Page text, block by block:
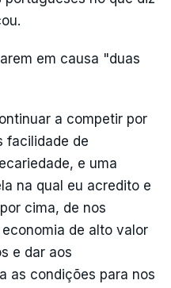
em causa "duas
a competir por
facilidade de
e uma
na qual eu acredito e
cima, de nos
de alto valor
e dar aos
as condições para nos